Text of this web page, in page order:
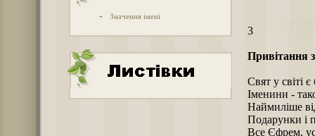
- Значення імені
3
Привітання
Свят у світі є
Іменини -
Наймиліше
Подарунки і
Все Єфрем,